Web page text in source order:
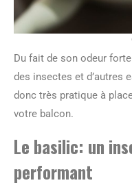
Du fait de son odeur
des insectes et d’autres
donc très pratique à
votre balcon.
Le basilic: un
performant